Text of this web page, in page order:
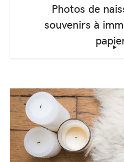
Photos de
souvenirs à
‣